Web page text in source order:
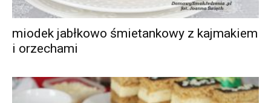
miodek jabłkowo śmietankowy z kajmakiem
i orzechami